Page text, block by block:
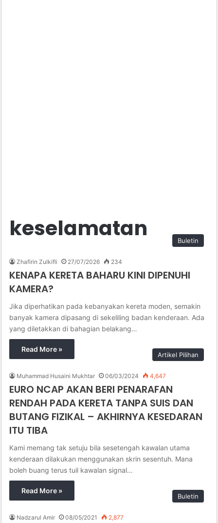
keselamatan Buletin
Zhafirin Zulkifli 27/07/2026 234
KENAPA KERETA BAHARU KINI DIPENUHI
KAMERA?
Jika diperhatikan pada kebanyakan kereta moden, semakin
banyak kamera dipasang di sekeliling badan kenderaan. Ada
yang diletakkan di bahagian belakang…
Read More »
Artikel Pilihan
Muhammad Husaini Mukhtar 06/03/2024 4,647
EURO NCAP AKAN BERI PENARAFAN
RENDAH PADA KERETA TANPA SUIS DAN
BUTANG FIZIKAL – AKHIRNYA KESEDARAN
ITU TIBA
Kami memang tak setuju bila sesetengah kawalan utama
kenderaan dilakukan menggunakan skrin sesentuh. Mana
boleh buang terus tuil kawalan signal…
Read More »
Buletin
Nadzarul Amir 08/05/2021 2,877